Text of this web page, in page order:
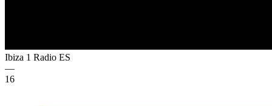
Ibiza 1 Radio ES
—
16